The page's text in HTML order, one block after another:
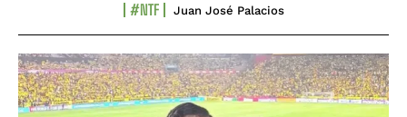
#NTF Juan José Palacios